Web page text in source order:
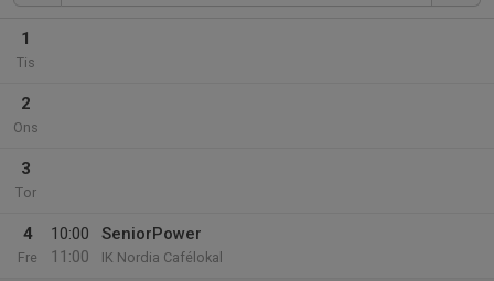
1
Tis
2
Ons
3
Tor
4
Fre
10:00
11:00
SeniorPower
IK Nordia Cafélokal